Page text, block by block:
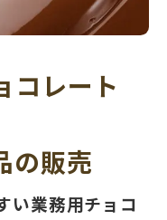
コレート
の販売
い業務用チョコ